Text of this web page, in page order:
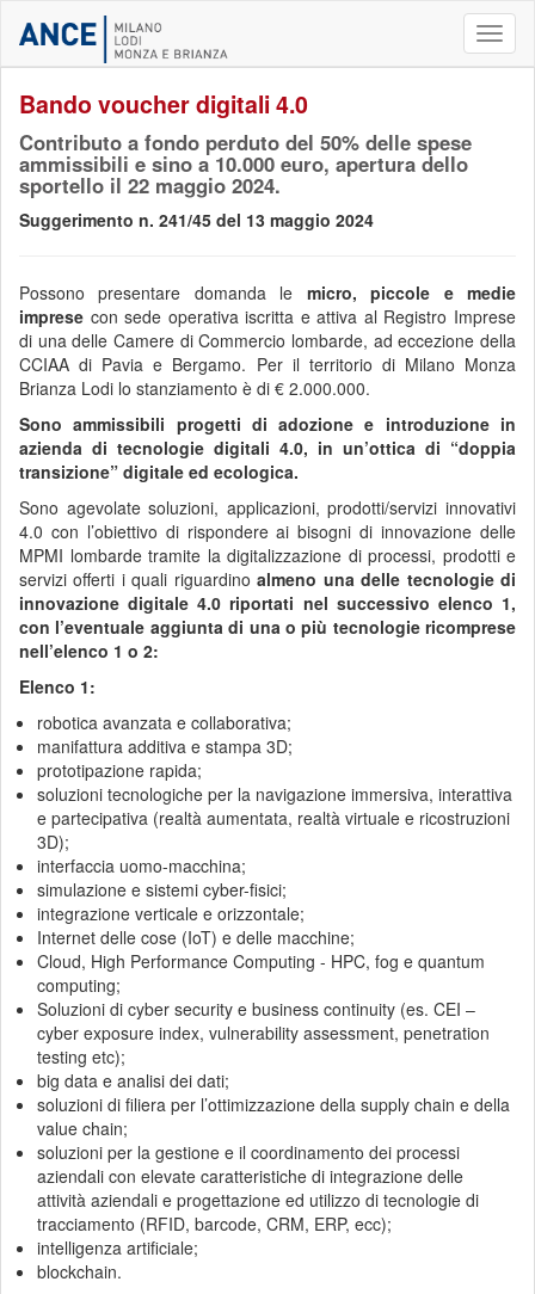
Bando voucher digitali 4.0
Contributo a fondo perduto del 50% delle spese
ammissibili e sino a 10.000 euro, apertura dello
sportello il 22 maggio 2024.
Suggerimento n. 241/45 del 13 maggio 2024
Possono presentare domanda le micro, piccole e medie
imprese con sede operativa iscritta e attiva al Registro Imprese
di una delle Camere di Commercio lombarde, ad eccezione della
CCIAA di Pavia e Bergamo. Per il territorio di Milano Monza
Brianza Lodi lo stanziamento è di € 2.000.000.
Sono ammissibili progetti di adozione e introduzione in
azienda di tecnologie digitali 4.0, in un’ottica di “doppia
transizione” digitale ed ecologica.
Sono agevolate soluzioni, applicazioni, prodotti/servizi innovativi
4.0 con l’obiettivo di rispondere ai bisogni di innovazione delle
MPMI lombarde tramite la digitalizzazione di processi, prodotti e
servizi offerti i quali riguardinoalmeno una delle tecnologie di
innovazione digitale 4.0 riportati nel successivo elenco 1,
con l’eventuale aggiunta di una o più tecnologie ricomprese
nell’elenco 1 o 2:
Elenco 1:
robotica avanzata e collaborativa;
manifattura additiva e stampa 3D;
prototipazione rapida;
soluzioni tecnologiche per la navigazione immersiva, interattiva
e partecipativa (realtà aumentata, realtà virtuale e ricostruzioni
3D);
interfaccia uomo-macchina;
simulazione e sistemi cyber-fisici;
integrazione verticale e orizzontale;
Internet delle cose (IoT) e delle macchine;
Cloud, High Performance Computing - HPC, fog e quantum
computing;
Soluzioni di cyber security e business continuity (es. CEI –
cyber exposure index, vulnerability assessment, penetration
testing etc);
big data e analisi dei dati;
soluzioni di filiera per l’ottimizzazione della supply chain e della
value chain;
soluzioni per la gestione e il coordinamento dei processi
aziendali con elevate caratteristiche di integrazione delle
attività aziendali e progettazione ed utilizzo di tecnologie di
tracciamento (RFID, barcode, CRM, ERP, ecc);
intelligenza artificiale;
blockchain.